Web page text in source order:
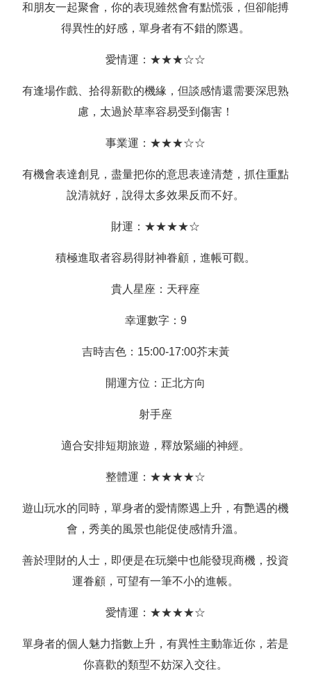
和朋友一起聚會，你的表現雖然會有點慌張，但卻能搏
得異性的好感，單身者有不錯的際遇。
愛情運：★★★☆☆
有逢場作戲、拾得新歡的機緣，但談感情還需要深思熟
慮，太過於草率容易受到傷害！
事業運：★★★☆☆
有機會表達創見，盡量把你的意思表達清楚，抓住重點
說清就好，說得太多效果反而不好。
財運：★★★★☆
積極進取者容易得財神眷顧，進帳可觀。
貴人星座：天秤座
幸運數字：9
吉時吉色：15:00-17:00芥末黃
開運方位：正北方向
射手座
適合安排短期旅遊，釋放緊繃的神經。
整體運：★★★★☆
遊山玩水的同時，單身者的愛情際遇上升，有艷遇的機
會，秀美的風景也能促使感情升溫。
善於理財的人士，即便是在玩樂中也能發現商機，投資
運眷顧，可望有一筆不小的進帳。
愛情運：★★★★☆
單身者的個人魅力指數上升，有異性主動靠近你，若是
你喜歡的類型不妨深入交往。